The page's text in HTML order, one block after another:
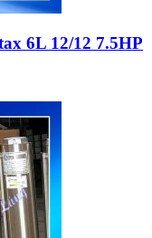
6L 12/12 7.5HP